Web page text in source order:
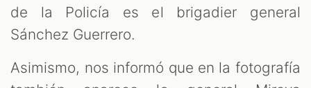
de la Policía es el brigadier general
Sánchez Guerrero.
Asimismo, nos informó que en la fotografía